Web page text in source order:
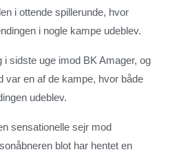
i ottende spillerunde, hvor
i nogle kampe udeblev.
sidste uge imod BK Amager, og
en af de kampe, hvor både
udeblev.
sensationelle sejr mod
blot har hentet en